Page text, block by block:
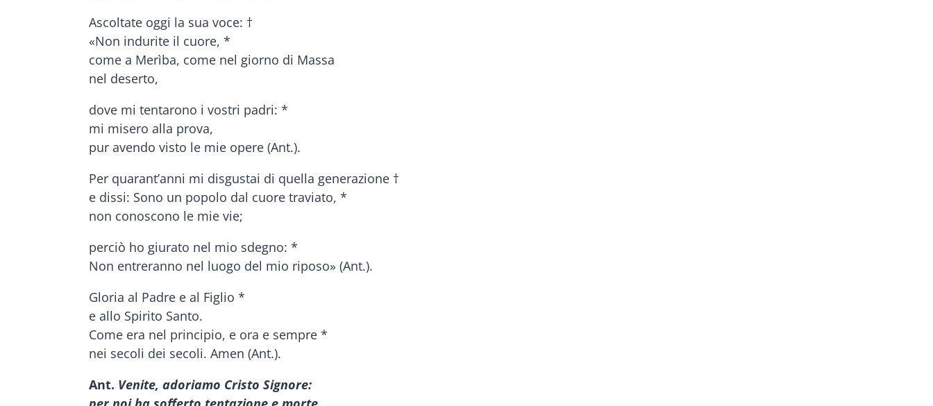
Ascoltate oggi la sua voce: †
«Non indurite il cuore, *
come a Merìba, come nel giorno di Massa
nel deserto,
dove mi tentarono i vostri padri: *
mi misero alla prova,
pur avendo visto le mie opere (Ant.).
Per quarant’anni mi disgustai di quella generazione †
e dissi: Sono un popolo dal cuore traviato, *
non conoscono le mie vie;
perciò ho giurato nel mio sdegno: *
Non entreranno nel luogo del mio riposo» (Ant.).
Gloria al Padre e al Figlio *
e allo Spirito Santo.
Come era nel principio, e ora e sempre *
nei secoli dei secoli. Amen (Ant.).
Ant. Venite, adoriamo Cristo Signore: